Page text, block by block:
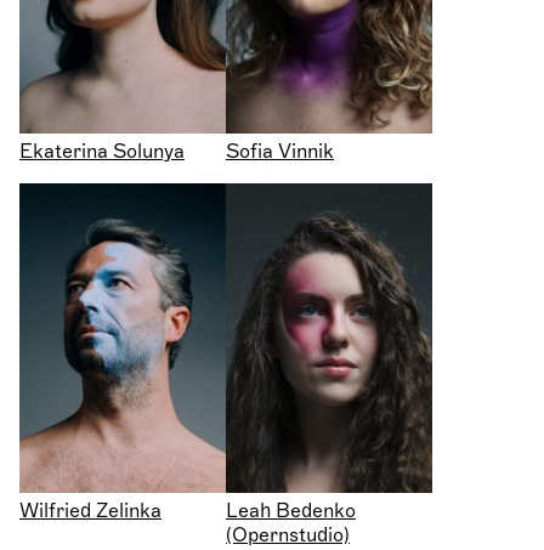
Ekaterina Solunya Sofia Vinnik
Wilfried Zelinka
Leah Bedenko
(Opernstudio)